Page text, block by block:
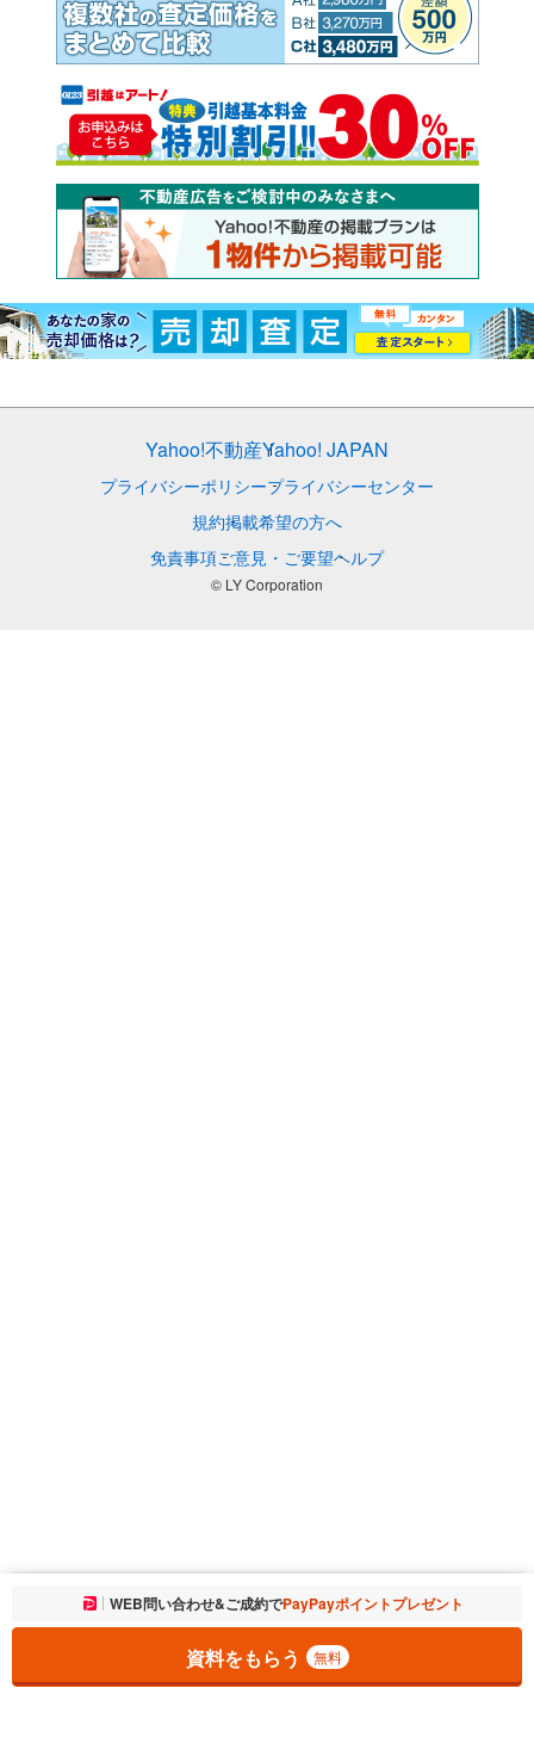
お気に入りに追加しました。 一覧を開く
WEB問い合わせ&ご成約でPayPayポイントプレゼント
資料をもらう 無料
Yahoo!不動産Yahoo! JAPAN
プライバシーポリシープライバシーセンター
規約掲載希望の方へ
免責事項ご意見・ご要望ヘルプ
© LY Corporation